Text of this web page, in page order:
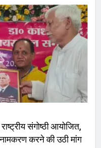
संगोष्ठी आयोजित,
करने की उठी मांग
पुलिस: पीड़िता को
रूपये
छात्रों ने लगाई छलांग, कई